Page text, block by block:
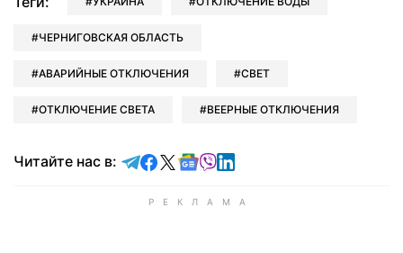
ЧЕРНИГОВСКАЯ ОБЛАСТЬ
АВАРИЙНЫЕ ОТКЛЮЧЕНИЯ СВЕТ
ОТКЛЮЧЕНИЕ СВЕТА ВЕЕРНЫЕ ОТКЛЮЧЕНИЯ
Читайте нас в: Читайте в Telegram
Читайте в Facebook
Читайте в X
Читайте в Google news
Читайте в Viber
Читайте в LinkedIn